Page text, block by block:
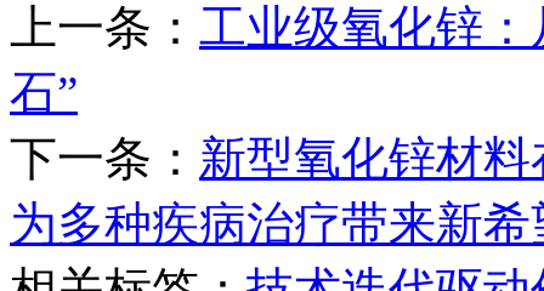
上一条： 工业级氧化锌
石”
下一条： 新型氧化锌材
为多种疾病治疗带来新希